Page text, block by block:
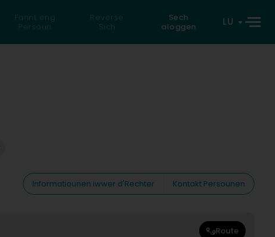
Fannt eng
Persoun
Reverse
Sich
Sech
aloggen
LU
Informatiounen iwwer d'Rechter
Kontakt Persounen
Route